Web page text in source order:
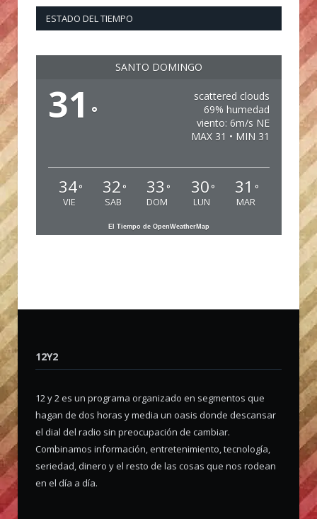
ESTADO DEL TIEMPO
SANTO DOMINGO
31 °
scattered clouds
69% humedad
viento: 6m/s NE
MAX 31 • MIN 31
34°
VIE
32 °
SAB
33 °
DOM
30 °
LUN
31 °
MAR
El Tiempo de OpenWeatherMap
12Y2
12 y 2 es un programa organizado en segmentos que
hagan de dos horas y media un oasis donde descansar
el dial del radio sin preocupación de cambiar.
Combinamos información, entretenimiento, tecnología,
seriedad, dinero y el resto de las cosas que nos rodean
en el día a día.